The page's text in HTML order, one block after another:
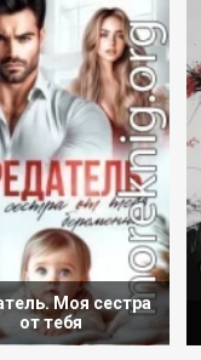
Моя сестра
от тебя